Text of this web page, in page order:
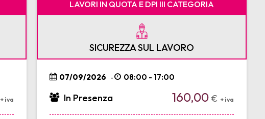
+ iva
LAVORI IN QUOTA E DPI III CATEGORIA
SICUREZZA SUL LAVORO
07/09/2026 - 08:00 - 17:00
160,00€ + iva
In Presenza